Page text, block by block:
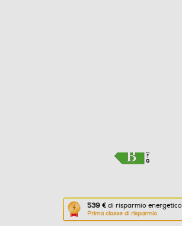
539 €di risparmio energetico
Prima classe di risparmio
Questa
azione